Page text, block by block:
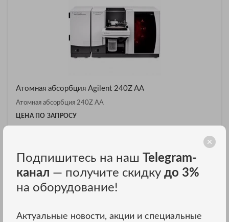
Атомная абсорбция Agilent 240Z AA
Атомная абсорбция 240Z AA
ЦЕНА ПО ЗАПРОСУ
Подпишитесь на наш Telegram-
канал — получите скидку до 3%
на оборудование!
Актуальные новости, акции и специальные